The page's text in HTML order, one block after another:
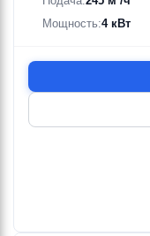
Мощность:4 кВт